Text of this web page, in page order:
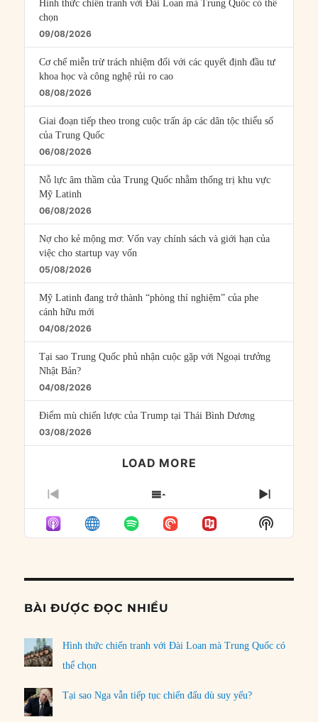
Hình thức chiến tranh với Đài Loan mà Trung Quốc có thể
chọn
09/08/2026
Cơ chế miễn trừ trách nhiệm đối với các quyết định đầu tư
khoa học và công nghệ rủi ro cao
08/08/2026
Giai đoạn tiếp theo trong cuộc trấn áp các dân tộc thiểu số
của Trung Quốc
06/08/2026
Nỗ lực âm thầm của Trung Quốc nhằm thống trị khu vực
Mỹ Latinh
06/08/2026
Nợ cho kẻ mộng mơ: Vốn vay chính sách và giới hạn của
việc cho startup vay vốn
05/08/2026
Mỹ Latinh đang trở thành “phòng thí nghiệm” của phe
cánh hữu mới
04/08/2026
Tại sao Trung Quốc phủ nhận cuộc gặp với Ngoại trưởng
Nhật Bản?
04/08/2026
Điểm mù chiến lược của Trump tại Thái Bình Dương
03/08/2026
LOAD MORE
PREVIOUS
EPISODE
SHOW
EPISODES
LIST
NEXT
Show
Podcast
BÀI ĐƯỢC ĐỌC NHIỀU
Hình thức chiến tranh với Đài Loan mà Trung Quốc có
thể chọn
Tại sao Nga vẫn tiếp tục chiến đấu dù suy yếu?